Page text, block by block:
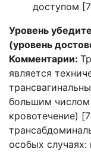
доступом
Уровень
(уровень
Комментарии:
является
большим числом
кровотечение)
особых